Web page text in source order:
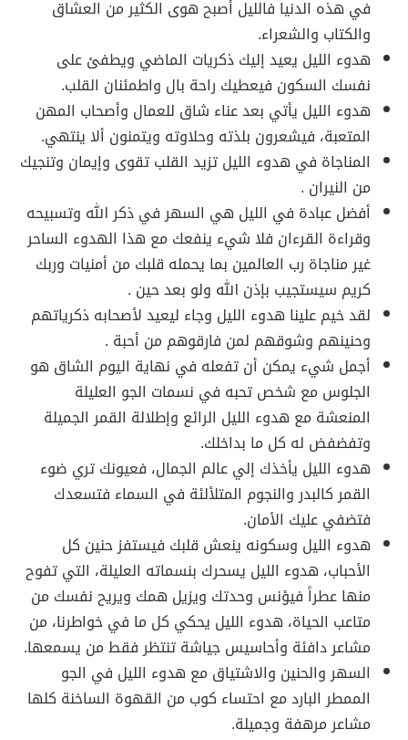
في هذه الدنيا فالليل أصبح هوى الكثير من العشاق
والكتاب والشعراء.
هدوء الليل يعيد إليك ذكريات الماضي ويطفئ على
نفسك السكون فيعطيك راحة بال واطمئنان القلب.
هدوء الليل يأتي بعد عناء شاق للعمال وأصحاب المهن
المتعبة، فيشعرون بلذته وحلاوته ويتمنون ألا ينتهي.
المناجاة في هدوء الليل تزيد القلب تقوى وإيمان وتنجيك
من النيران .
أفضل عبادة في الليل هي السهر في ذكر الله وتسبيحه
وقراءة القرءان فلا شيء ينفعك مع هذا الهدوء الساحر
غير مناجاة رب العالمين بما يحمله قلبك من أمنيات وربك
كريم سيستجيب بإذن الله ولو بعد حين .
لقد خيم علينا هدوء الليل وجاء ليعيد لأصحابه ذكرياتهم
وحنينهم وشوقهم لمن فارقوهم من أحبة .
أجمل شيء يمكن أن تفعله في نهاية اليوم الشاق هو
الجلوس مع شخص تحبه في نسمات الجو العليلة
المنعشة مع هدوء الليل الرائع وإطلالة القمر الجميلة
وتفضفض له كل ما بداخلك.
هدوء الليل يأخذك إلي عالم الجمال، فعيونك تري ضوء
القمر كالبدر والنجوم المتلألئة في السماء فتسعدك
فتضفي عليك الأمان.
هدوء الليل وسكونه ينعش قلبك فيستفز حنين كل
الأحباب، هدوء الليل يسحرك بنسماته العليلة، التي تفوح
منها عطراً فيؤنس وحدتك ويزيل همك ويريح نفسك من
متاعب الحياة، هدوء الليل يحكي كل ما في خواطرنا، من
مشاعر دافئة وأحاسيس جياشة تنتظر فقط من يسمعها.
السهر والحنين والاشتياق مع هدوء الليل في الجو
الممطر البارد مع احتساء كوب من القهوة الساخنة كلها
مشاعر مرهفة وجميلة.